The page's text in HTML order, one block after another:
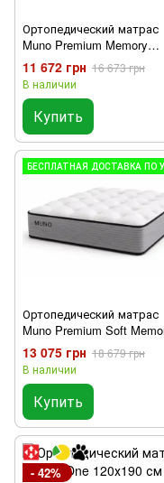
Ортопедический матрас
Muno Premium Memory
120х190 см
11 672 грн 16 673 грн
В наличии
Купить
Ортопедический матрас
Muno Premium Soft
120х190 см
13 075 грн 18 679 грн
В наличии
Купить
- 42%